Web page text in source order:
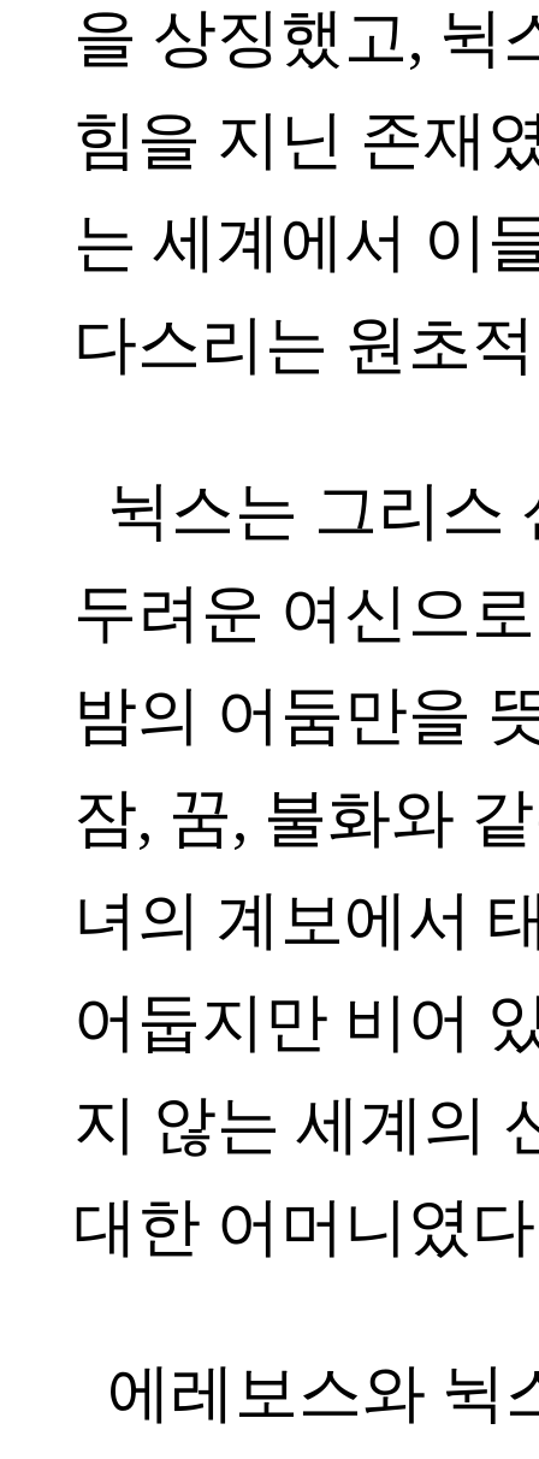
을 상징했고, 뉙
힘을 지닌 존재
는 세계에서 이
다스리는 원초
뉙스는 그리스
두려운 여신으
밤의 어둠만을
잠, 꿈, 불화와
녀의 계보에서
어둡지만 비어
지 않는 세계의
대한 어머니였
에레보스와 뉙